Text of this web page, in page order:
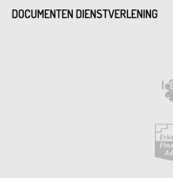
DOCUMENTEN DIENSTVERLENING